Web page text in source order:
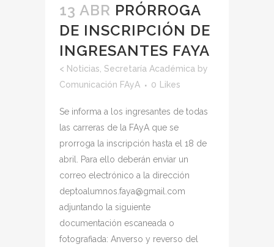
13 ABR PRÓRROGA
DE INSCRIPCIÓN DE
INGRESANTES FAYA
< Noticias Secretaría Académica by
Comunicación FAyA
0 Likes
Se informa a los ingresantes de todas
las carreras de la FAyA que se
prorroga la inscripción hasta el 18 de
abril. Para ello deberán enviar un
correo electrónico a la dirección
deptoalumnos.faya@gmail.com
adjuntando la siguiente
documentación escaneada o
fotografiada: Anverso y reverso del